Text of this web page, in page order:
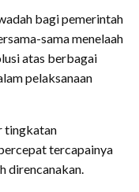
bagi pemerintah
sama menelaah
atas berbagai
pelaksanaan
tingkatan
tercapainya
direncanakan.